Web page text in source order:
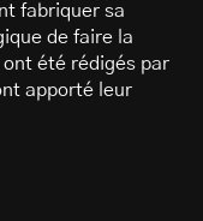
fabriquer sa
de faire la
été rédigés par
apporté leur